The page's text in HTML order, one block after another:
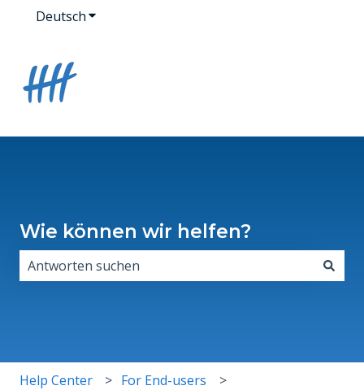
DeutschUntermenü für Übersetzungen anzeigen
Wie können wir helfen?
Help Center For End-users